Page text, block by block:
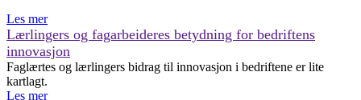
Les mer
Lærlingers og fagarbeideres betydning for bedriftens
innovasjon
Faglærtes og lærlingers bidrag til innovasjon i bedriftene er lite
kartlagt.
Les mer